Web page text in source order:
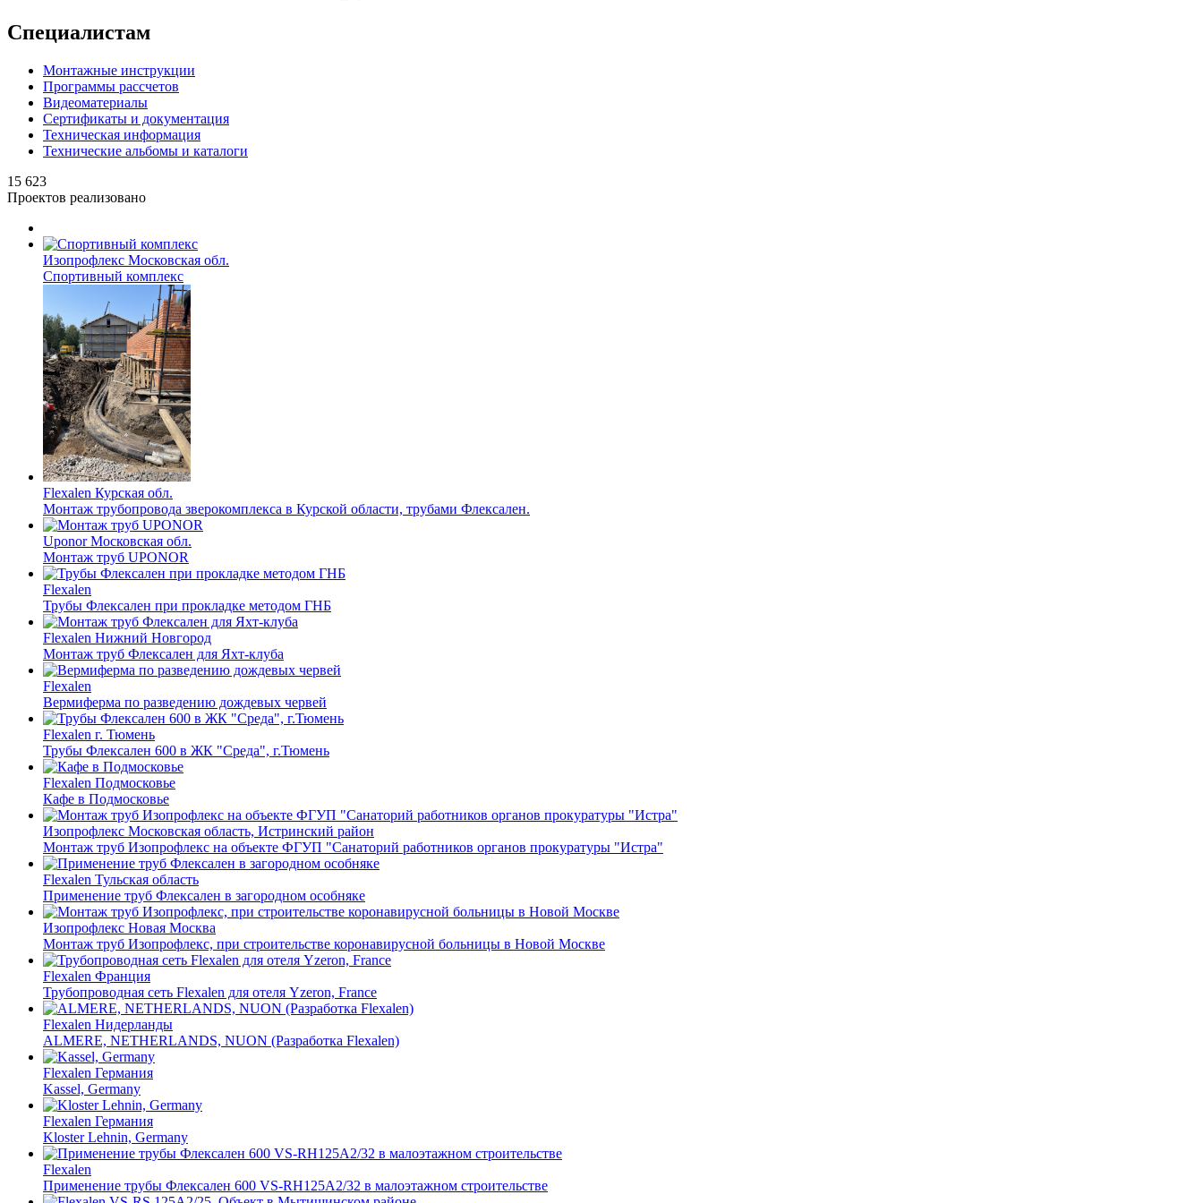
Специалистам
Монтажные инструкции
Программы рассчетов
Видеоматериалы
Сертификаты и документация
Техническая информация
Технические альбомы и каталоги
15 623
Проектов реализовано
Изопрофлекс Московская обл.
Спортивный комплекс
Flexalen Курская обл.
Монтаж трубопровода зверокомплекса в Курской области, трубами Флексален.
Uponor Московская обл.
Монтаж труб UPONOR
Flexalen
Трубы Флексален при прокладке методом ГНБ
Flexalen Нижний Новгород
Монтаж труб Флексален для Яхт-клуба
Flexalen
Вермиферма по разведению дождевых червей
Flexalen г. Тюмень
Трубы Флексален 600 в ЖК "Среда", г.Тюмень
Flexalen Подмосковье
Кафе в Подмосковье
Изопрофлекс Московская область, Истринский район
Монтаж труб Изопрофлекс на объекте ФГУП "Санаторий работников органов прокуратуры "Истра"
Flexalen Тульская область
Применение труб Флексален в загородном особняке
Изопрофлекс Новая Москва
Монтаж труб Изопрофлекс, при строительстве коронавирусной больницы в Новой Москве
Flexalen Франция
Трубопроводная сеть Flexalen для отеля Yzeron, France
Flexalen Нидерланды
ALMERE, NETHERLANDS, NUON (Разработка Flexalen)
Flexalen Германия
Kassel, Germany
Flexalen Германия
Kloster Lehnin, Germany
Flexalen
Применение трубы Флексален 600 VS-RH125A2/32 в малоэтажном строительстве